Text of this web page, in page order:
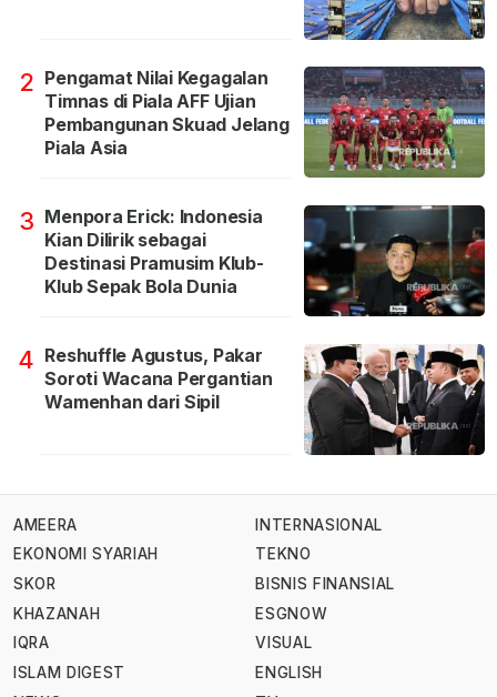
2 Pengamat Nilai Kegagalan
Timnas di Piala AFF Ujian
Pembangunan Skuad Jelang
Piala Asia
3 Menpora Erick: Indonesia
Kian Dilirik sebagai
Destinasi Pramusim Klub-
Klub Sepak Bola Dunia
4 Reshuffle Agustus, Pakar
Soroti Wacana Pergantian
Wamenhan dari Sipil
AMEERA
EKONOMI SYARIAH
SKOR
KHAZANAH
IQRA
ISLAM DIGEST
INTERNASIONAL
TEKNO
BISNIS FINANSIAL
ESGNOW
VISUAL
ENGLISH